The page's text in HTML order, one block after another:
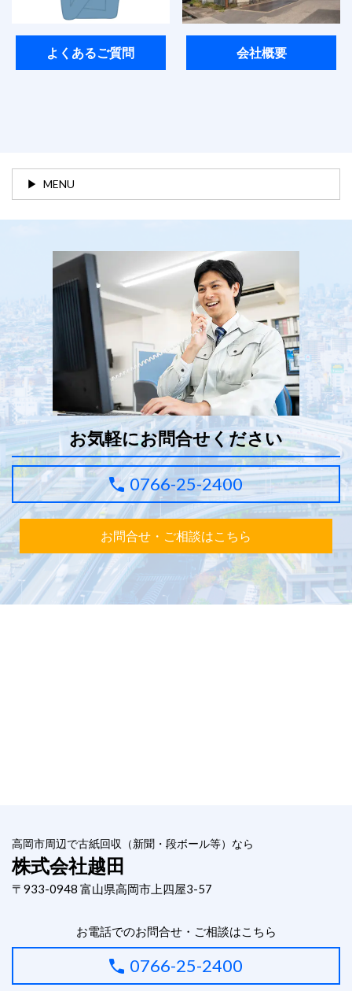
よくあるご質問 会社概要
MENU
お気軽にお問合せください
0766-25-2400
お問合せ・ご相談はこちら
高岡市周辺で古紙回収（新聞・段ボール等）なら
株式会社越田
〒933-0948 富山県高岡市上四屋3-57
お電話でのお問合せ・ご相談はこちら
0766-25-2400